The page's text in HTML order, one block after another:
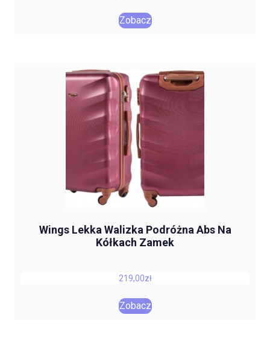
Zobacz
Wings Lekka Walizka Podróżna Abs Na
Kółkach Zamek
219,00zł
Zobacz